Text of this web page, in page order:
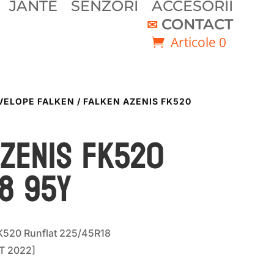
JANTE SENZORI
ACCESORII
CONTACT
Articole 0
FALKEN / FALKEN AZENIS FK520
FK520
95Y
Runflat 225/45R18
2022]